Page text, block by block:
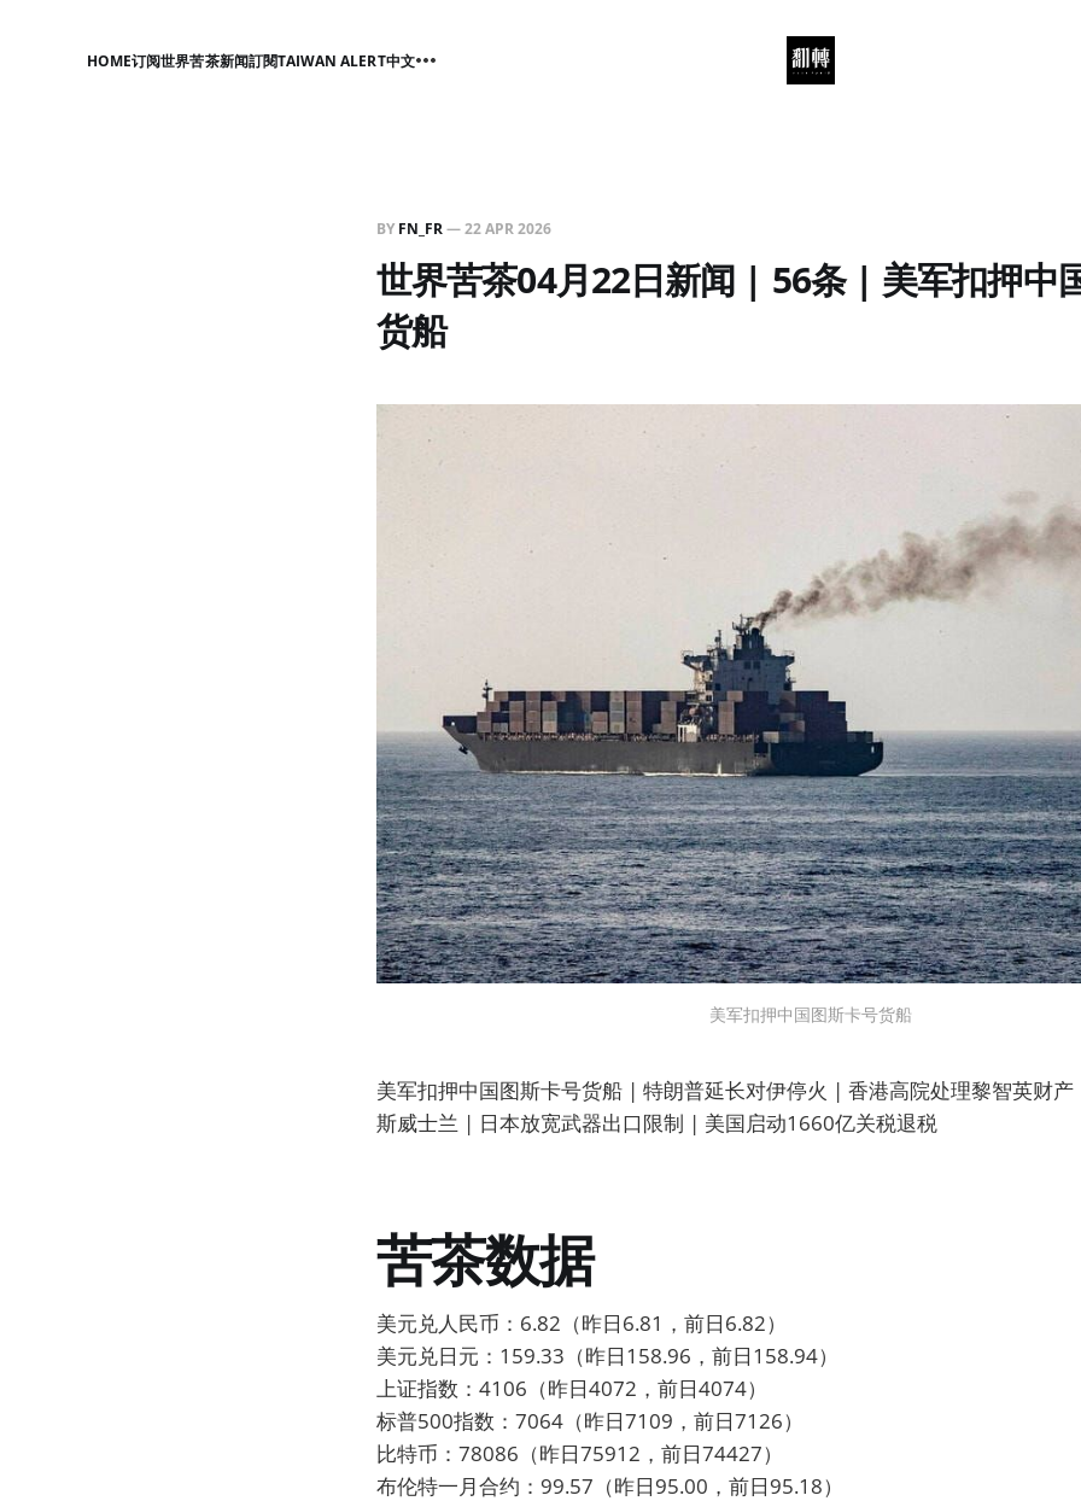
HOME订阅世界苦茶新闻訂閱TAIWAN ALERT中文
BY FN_FR—22 APR 2026
世界苦茶04月22日新闻 | 56条 | 美军扣押中
货船
美军扣押中国图斯卡号货船
美军扣押中国图斯卡号货船 | 特朗普延长对伊停火 | 香港高院处理黎智英财
斯威士兰 | 日本放宽武器出口限制 | 美国启动1660亿关税退税
苦茶数据
美元兑人民币：6.82（昨日6.81，前日6.82）
美元兑日元：159.33（昨日158.96，前日158.94）
上证指数：4106（昨日4072，前日4074）
标普500指数：7064（昨日7109，前日7126）
比特币：78086（昨日75912，前日74427）
布伦特一月合约：99.57（昨日95.00，前日95.18）